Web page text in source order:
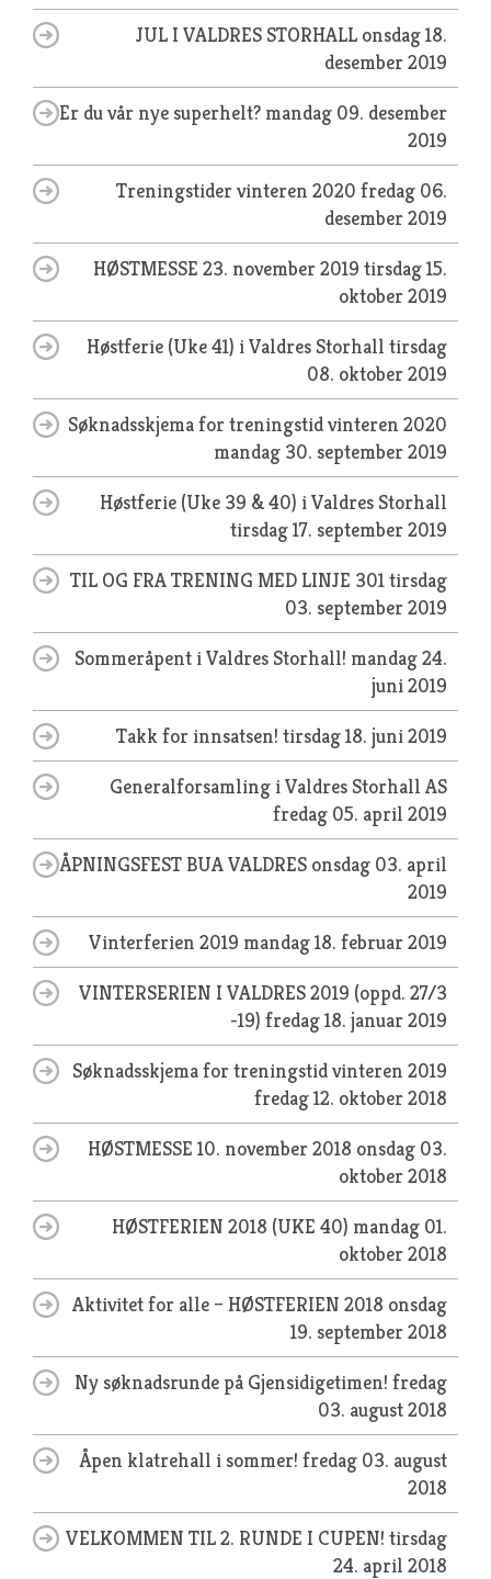
JUL I VALDRES STORHALL onsdag 18.
desember 2019
Er du vår nye superhelt? mandag 09. desember
2019
Treningstider vinteren 2020 fredag 06.
desember 2019
HØSTMESSE 23. november 2019 tirsdag 15.
oktober 2019
Høstferie (Uke 41) i Valdres Storhall tirsdag
08. oktober 2019
Søknadsskjema for treningstid vinteren 2020
mandag 30. september 2019
Høstferie (Uke 39 & 40) i Valdres Storhall
tirsdag 17. september 2019
TIL OG FRA TRENING MED LINJE 301tirsdag
03. september 2019
Sommeråpent i Valdres Storhall! mandag 24.
juni 2019
Takk for innsatsen! tirsdag 18. juni 2019
Generalforsamling i Valdres Storhall AS
fredag 05. april 2019
ÅPNINGSFEST BUA VALDRES onsdag 03. april
2019
Vinterferien 2019 mandag 18. februar 2019
VINTERSERIEN I VALDRES 2019 (oppd. 27/3
-19) fredag 18. januar 2019
Søknadsskjema for treningstid vinteren 2019
fredag 12. oktober 2018
HØSTMESSE 10. november 2018 onsdag 03.
oktober 2018
HØSTFERIEN 2018 (UKE 40) mandag 01.
oktober 2018
Aktivitet for alle – HØSTFERIEN 2018 onsdag
19. september 2018
Ny søknadsrunde på Gjensidigetimen! fredag
03. august 2018
Åpen klatrehall i sommer! fredag 03. august
2018
VELKOMMEN TIL 2. RUNDE I CUPEN! tirsdag
24. april 2018